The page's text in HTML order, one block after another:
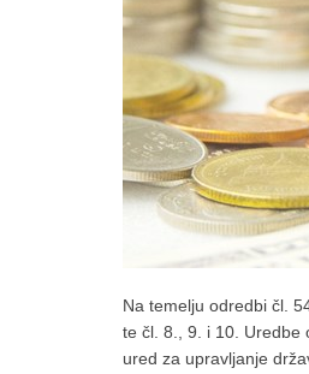
Na temelju odredbi čl.
te čl. 8., 9. i 10. Uredbe
ured za upravljanje